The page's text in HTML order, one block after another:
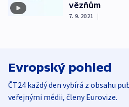
vězňům
7. 9. 2021 |
Evropský pohled
ČT24 každý den vybírá z obsahu
veřejnými médii, členy Eurovize.